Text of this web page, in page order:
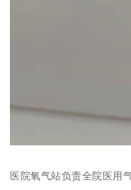
医院氧气站负责全院医用